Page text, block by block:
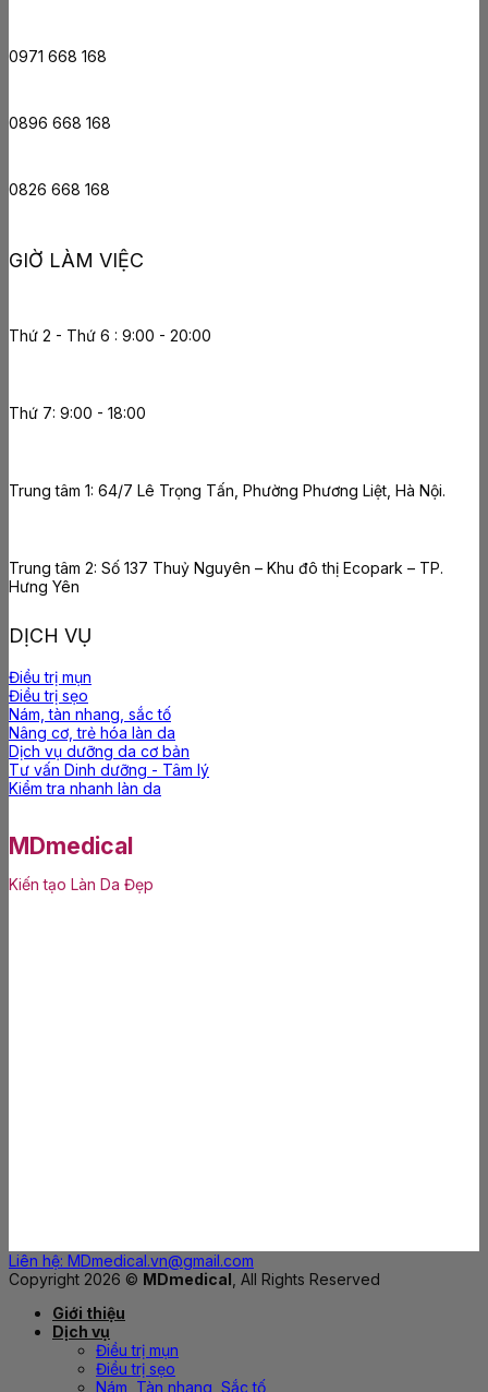
0971 668 168
0896 668 168
0826 668 168
GIỜ LÀM VIỆC
Thứ 2 - Thứ 6 : 9:00 - 20:00
Thứ 7: 9:00 - 18:00
Trung tâm 1: 64/7 Lê Trọng Tấn, Phường Phương Liệt, Hà Nội.
Trung tâm 2: Số 137 Thuỷ Nguyên – Khu đô thị Ecopark – TP.
Hưng Yên
DỊCH VỤ
Điều trị mụn
Điều trị sẹo
Nám, tàn nhang, sắc tố
Nâng cơ, trẻ hóa làn da
Dịch vụ dưỡng da cơ bản
Tư vấn Dinh dưỡng - Tâm lý
Kiểm tra nhanh làn da
MDmedical
Kiến tạo Làn Da Đẹp
Liên hệ: MDmedical.vn@gmail.com
Copyright 2026 © MDmedical , All Rights Reserved
Giới thiệu
Dịch vụ
Điều trị mụn
Điều trị sẹo
Nám, Tàn nhang, Sắc tố